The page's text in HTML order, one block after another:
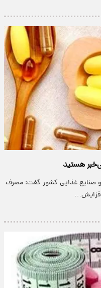
و صنایع غذایی کشور گفت: مصرف